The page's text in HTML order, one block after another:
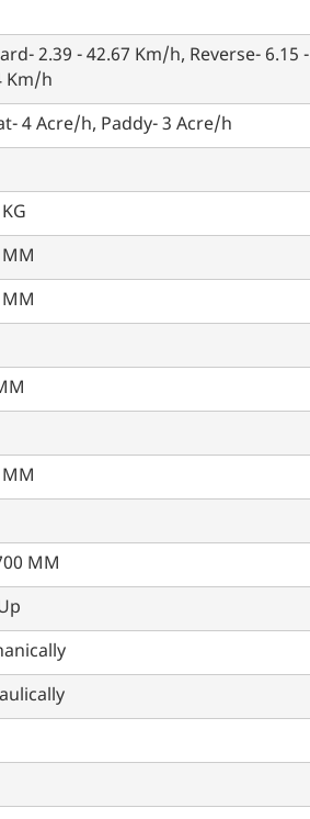
2.39 - 42.67 Km/h, Reverse- 6.15 -
Km/h
4 Acre/h, Paddy- 3 Acre/h
MM